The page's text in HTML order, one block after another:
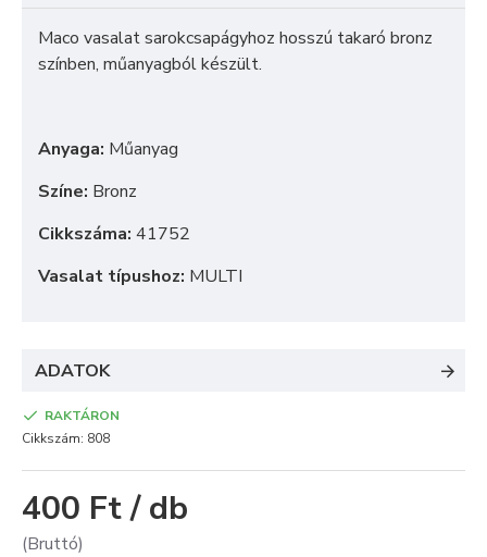
Maco vasalat sarokcsapágyhoz hosszú takaró bronz
színben, műanyagból készült.
Anyaga: Műanyag
Színe: Bronz
Cikkszáma: 41752
Vasalat típushoz: MULTI
ADATOK
400 Ft / db
(Bruttó)
RAKTÁRON
Cikkszám: 808